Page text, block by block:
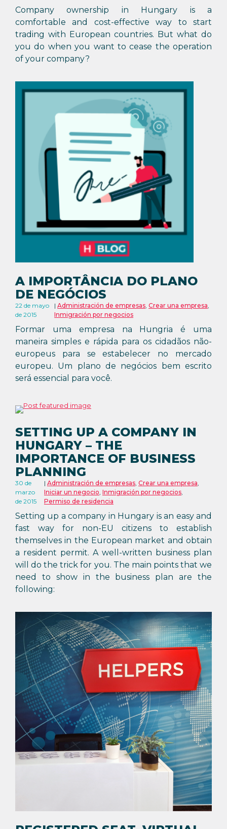
Company ownership in Hungary is a
comfortable and cost-effective way to start
trading with European countries. But what do
you do when you want to cease the operation
of your company?
A IMPORTÂNCIA DO PLANO
DE NEGÓCIOS
22 de mayo
de 2015
Administración de empresas,Crear una empresa,
Inmigración por negocios
Formar uma empresa na Hungria é uma
maneira simples e rápida para os cidadãos não-
europeus para se estabelecer no mercado
europeu. Um plano de negócios bem escrito
será essencial para você.
SETTING UP A COMPANY IN
HUNGARY – THE
IMPORTANCE OF BUSINESS
PLANNING
30 de
marzo
de 2015
Administración de empresas, Crear una empresa,
Iniciar un negocio, Inmigración por negocios,
Permiso de residencia
Setting up a company in Hungary is an easy and
fast way for non-EU citizens to establish
themselves in the European market and obtain
a resident permit. A well-written business plan
will do the trick for you. The main points that we
need to show in the business plan are the
following: